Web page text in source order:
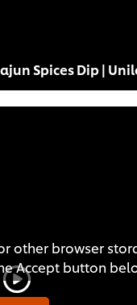
Spices Dip |
other browser
Accept button